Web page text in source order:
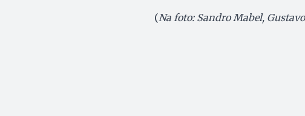
(Na foto: Sandro Mabel,